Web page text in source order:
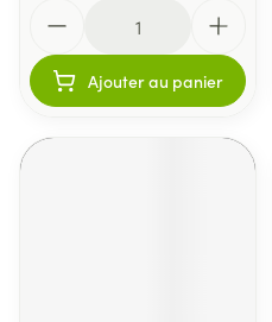
Ajouter au panier